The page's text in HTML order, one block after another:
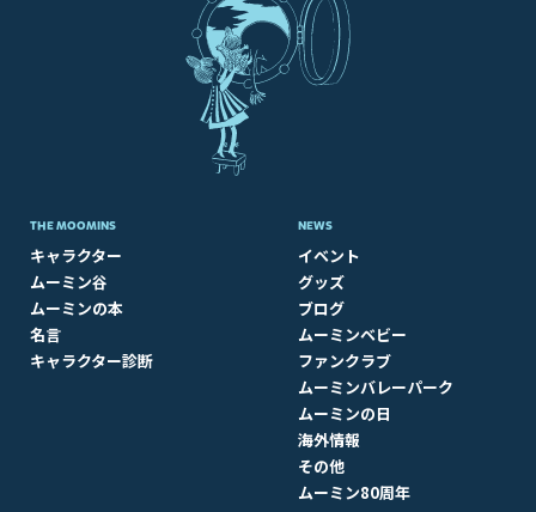
THE MOOMINS
キャラクター
ムーミン谷
ムーミンの本
名言
キャラクター診断
NEWS
イベント
グッズ
ブログ
ムーミンベビー
ファンクラブ
ムーミンバレーパーク
ムーミンの日
海外情報
その他
ムーミン80周年